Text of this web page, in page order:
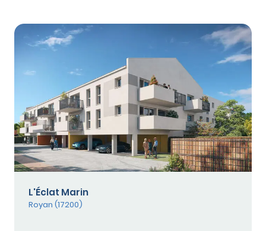
L'Éclat Marin
Royan (17200)